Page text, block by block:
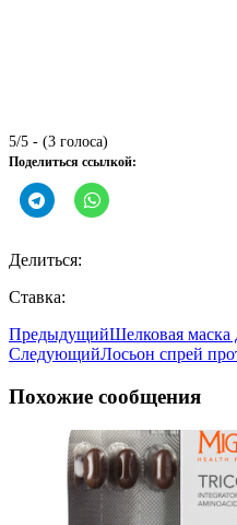
5/5 - (3 голоса)
Поделиться ссылкой:
Делиться:
Ставка:
ПредыдущийШелковая маска
СледующийЛосьон спрей
Похожие сообщения